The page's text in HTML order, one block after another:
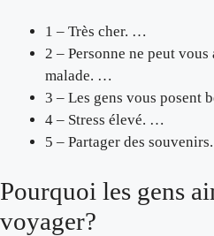
1 – Très cher. …
2 – Personne ne peut
malade. …
3 – Les gens vous posent
4 – Stress élevé. …
5 – Partager des souvenirs.
Pourquoi les gens
voyager?